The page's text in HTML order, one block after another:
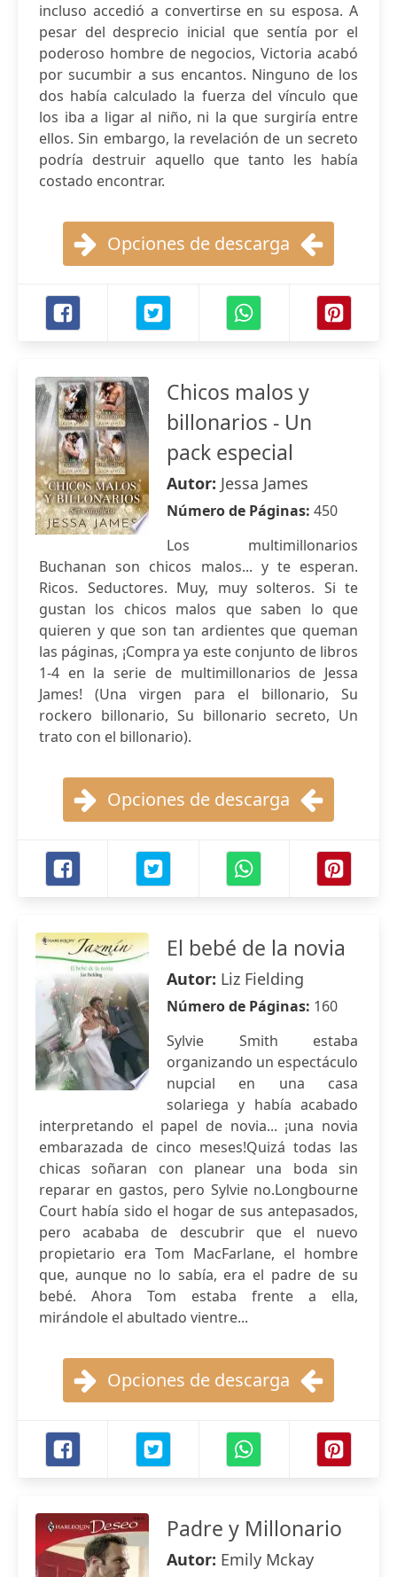
incluso accedió a convertirse en su esposa. A
pesar del desprecio inicial que sentía por el
poderoso hombre de negocios, Victoria acabó
por sucumbir a sus encantos. Ninguno de los
dos había calculado la fuerza del vínculo que
los iba a ligar al niño, ni la que surgiría entre
ellos. Sin embargo, la revelación de un secreto
podría destruir aquello que tanto les había
costado encontrar.
Opciones de descarga
Chicos malos y
billonarios - Un
pack especial
Autor: Jessa James
Número de Páginas: 450
Los multimillonarios
Buchanan son chicos malos... y te esperan.
Ricos. Seductores. Muy, muy solteros. Si te
gustan los chicos malos que saben lo que
quieren y que son tan ardientes que queman
las páginas, ¡Compra ya este conjunto de libros
1-4 en la serie de multimillonarios de Jessa
James! (Una virgen para el billonario, Su
rockero billonario, Su billonario secreto, Un
trato con el billonario).
Opciones de descarga
El bebé de la novia
Autor: Liz Fielding
Número de Páginas: 160
Sylvie Smith estaba
organizando un espectáculo
nupcial en una casa
solariega y había acabado
interpretando el papel de novia... ¡una novia
embarazada de cinco meses!Quizá todas las
chicas soñaran con planear una boda sin
reparar en gastos, pero Sylvie no.Longbourne
Court había sido el hogar de sus antepasados,
pero acababa de descubrir que el nuevo
propietario era Tom MacFarlane, el hombre
que, aunque no lo sabía, era el padre de su
bebé. Ahora Tom estaba frente a ella,
mirándole el abultado vientre...
Opciones de descarga
Padre y Millonario
Autor: Emily Mckay